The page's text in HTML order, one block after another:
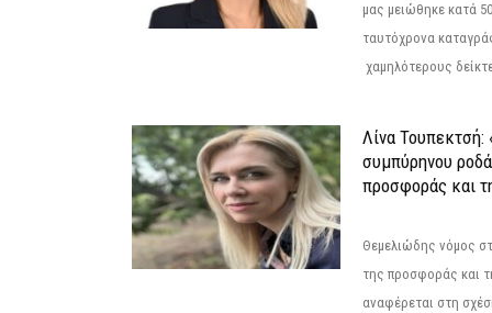
μας μειώθηκε κατά
ταυτόχρονα
χαμηλότερους
Λίνα Τουπεκτσή:
συμπύρηνου
προσφοράς και
Θεμελιώδης νόμος
της προσφοράς και
αναφέρεται στη